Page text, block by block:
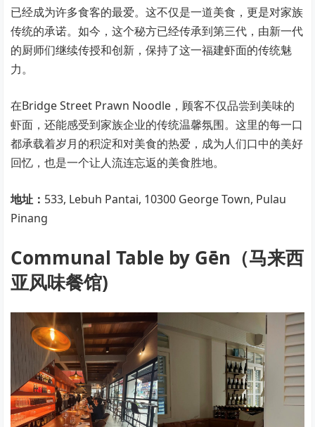
已经成为许多食客的最爱。这不仅是一道美食，更是对家族
传统的承诺。如今，这个秘方已经传承到第三代，由新一代
的厨师们继续传授和创新，保持了这一福建虾面的传统魅
力。
在Bridge Street Prawn Noodle，顾客不仅品尝到美味的
虾面，还能感受到家族企业的传统温馨氛围。这里的每一口
都承载着岁月的积淀和对美食的热爱，成为人们口中的美好
回忆，也是一个让人流连忘返的美食胜地。
地址： 533, Lebuh Pantai, 10300 George Town, Pulau
Pinang
Communal Table by Gēn（马来西
亚风味餐馆)